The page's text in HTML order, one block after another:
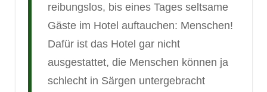
reibungslos, bis eines Tages seltsame
Gäste im Hotel auftauchen: Menschen!
Dafür ist das Hotel gar nicht
ausgestattet, die Menschen können ja
schlecht in Särgen untergebracht